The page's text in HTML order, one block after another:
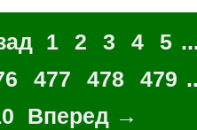
1 2 3 4 5
477 478 479
Вперед →